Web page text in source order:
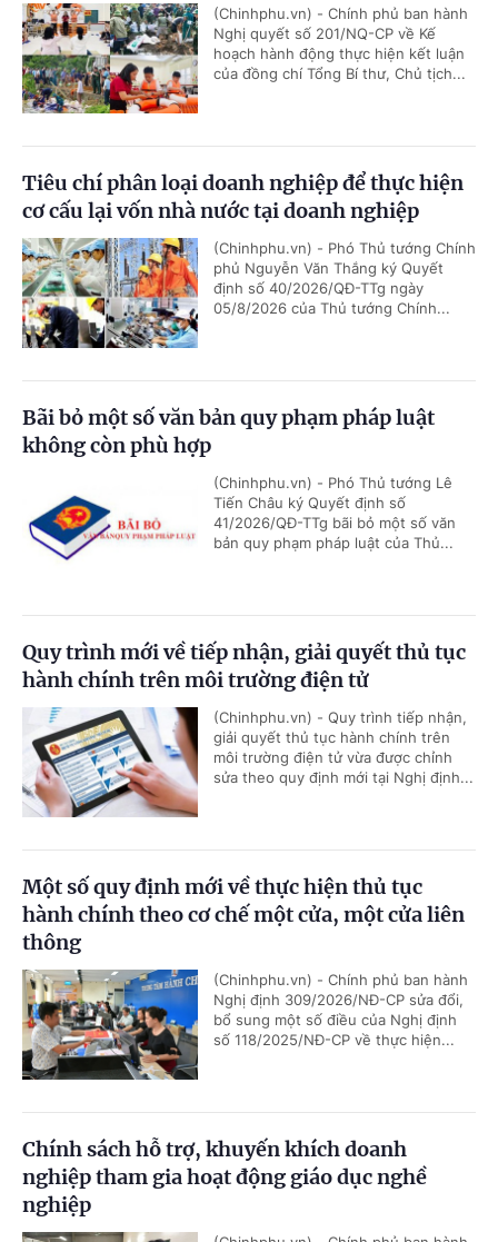
(Chinhphu.vn) - Chính phủ ban hành
Nghị quyết số 201/NQ-CP về Kế
hoạch hành động thực hiện kết luận
của đồng chí Tổng Bí thư, Chủ tịch...
Tiêu chí phân loại doanh nghiệp để thực hiện
cơ cấu lại vốn nhà nước tại doanh nghiệp
(Chinhphu.vn) - Phó Thủ tướng Chính
phủ Nguyễn Văn Thắng ký Quyết
định số 40/2026/QĐ-TTg ngày
05/8/2026 của Thủ tướng Chính...
Bãi bỏ một số văn bản quy phạm pháp luật
không còn phù hợp
(Chinhphu.vn) - Phó Thủ tướng Lê
Tiến Châu ký Quyết định số
41/2026/QĐ-TTg bãi bỏ một số văn
bản quy phạm pháp luật của Thủ...
Quy trình mới về tiếp nhận, giải quyết thủ tục
hành chính trên môi trường điện tử
(Chinhphu.vn) - Quy trình tiếp nhận,
giải quyết thủ tục hành chính trên
môi trường điện tử vừa được chỉnh
sửa theo quy định mới tại Nghị định...
Một số quy định mới về thực hiện thủ tục
hành chính theo cơ chế một cửa, một cửa liên
thông
(Chinhphu.vn) - Chính phủ ban hành
Nghị định 309/2026/NĐ-CP sửa đổi,
bổ sung một số điều của Nghị định
số 118/2025/NĐ-CP về thực hiện...
Chính sách hỗ trợ, khuyến khích doanh
nghiệp tham gia hoạt động giáo dục nghề
nghiệp